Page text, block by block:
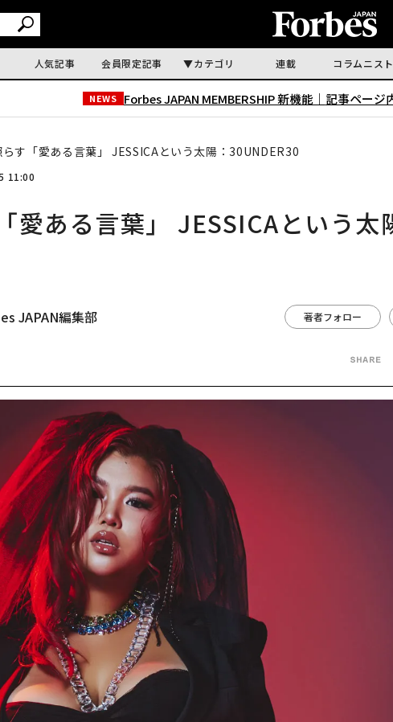
人気記事 会員限定記事 カテゴリ 連載 コラムニスト
NEWS Forbes JAPAN MEMBERSHIP 新機能｜ 記事ページ
す「愛ある言葉」 JESSICAという太陽：30UNDER30
11:00
愛ある言葉」 JESSICAという太
JAPAN編集部 著者フォロー